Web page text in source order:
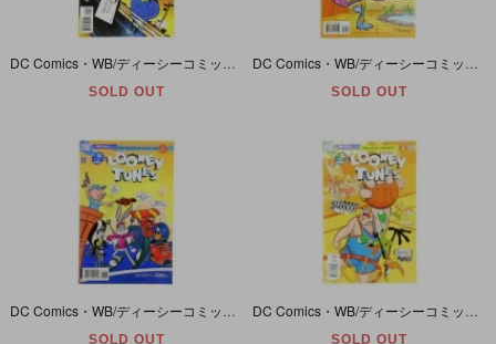
SOLD OUT SOLD OUT
DC Comics・WB/ディーシーコミックス・ワーナーブラザース・LOONEY TUNES/ルーニーテューンズ #138・2006年/July
SOLD OUT
DC Comics・WB/ディーシーコミックス・ワーナーブラザース・LOONEY TUNES/ルーニーテューンズ #135・2006年/April
SOLD OUT